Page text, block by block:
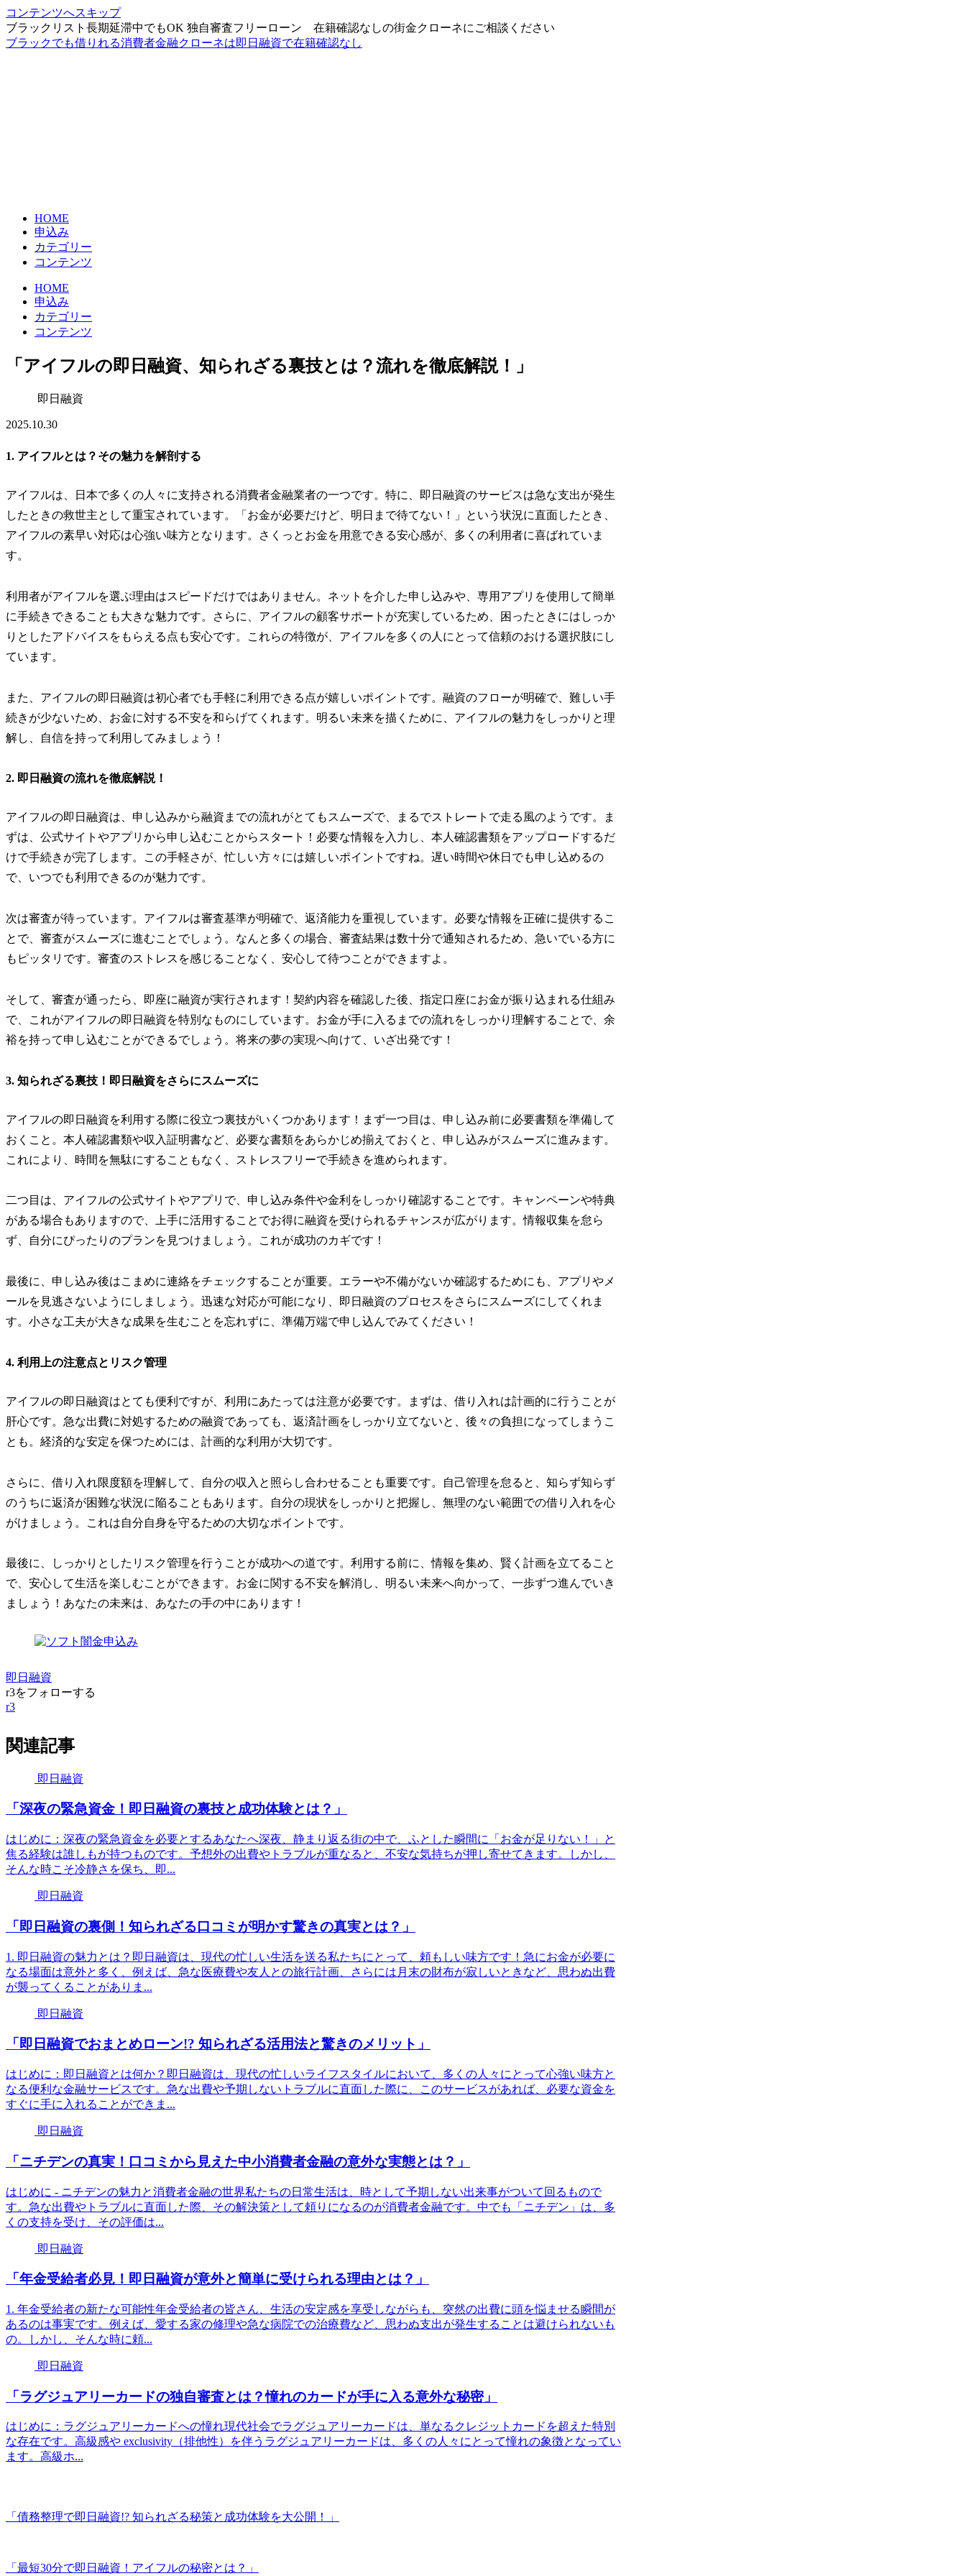
コンテンツへスキップ
ブラックリスト長期延滞中でもOK 独自審査フリーローン 在籍確認なしの街金クローネにご相談ください
ブラックでも借りれる消費者金融クローネは即日融資で在籍確認なし
HOME
申込み
カテゴリー
コンテンツ
HOME
申込み
カテゴリー
コンテンツ
「アイフルの即日融資、知られざる裏技とは？流れを徹底解説！」
即日融資
2025.10.30
1. アイフルとは？その魅力を解剖する
アイフルは、日本で多くの人々に支持される消費者金融業者の一つです。特に、即日融資のサービスは急な支出が発生
したときの救世主として重宝されています。「お金が必要だけど、明日まで待てない！」という状況に直面したとき、
アイフルの素早い対応は心強い味方となります。さくっとお金を用意できる安心感が、多くの利用者に喜ばれていま
す。
利用者がアイフルを選ぶ理由はスピードだけではありません。ネットを介した申し込みや、専用アプリを使用して簡単
に手続きできることも大きな魅力です。さらに、アイフルの顧客サポートが充実しているため、困ったときにはしっか
りとしたアドバイスをもらえる点も安心です。これらの特徴が、アイフルを多くの人にとって信頼のおける選択肢にし
ています。
また、アイフルの即日融資は初心者でも手軽に利用できる点が嬉しいポイントです。融資のフローが明確で、難しい手
続きが少ないため、お金に対する不安を和らげてくれます。明るい未来を描くために、アイフルの魅力をしっかりと理
解し、自信を持って利用してみましょう！
2. 即日融資の流れを徹底解説！
アイフルの即日融資は、申し込みから融資までの流れがとてもスムーズで、まるでストレートで走る風のようです。ま
ずは、公式サイトやアプリから申し込むことからスタート！必要な情報を入力し、本人確認書類をアップロードするだ
けで手続きが完了します。この手軽さが、忙しい方々には嬉しいポイントですね。遅い時間や休日でも申し込めるの
で、いつでも利用できるのが魅力です。
次は審査が待っています。アイフルは審査基準が明確で、返済能力を重視しています。必要な情報を正確に提供するこ
とで、審査がスムーズに進むことでしょう。なんと多くの場合、審査結果は数十分で通知されるため、急いでいる方に
もピッタリです。審査のストレスを感じることなく、安心して待つことができますよ。
そして、審査が通ったら、即座に融資が実行されます！契約内容を確認した後、指定口座にお金が振り込まれる仕組み
で、これがアイフルの即日融資を特別なものにしています。お金が手に入るまでの流れをしっかり理解することで、余
裕を持って申し込むことができるでしょう。将来の夢の実現へ向けて、いざ出発です！
3. 知られざる裏技！即日融資をさらにスムーズに
アイフルの即日融資を利用する際に役立つ裏技がいくつかあります！まず一つ目は、申し込み前に必要書類を準備して
おくこと。本人確認書類や収入証明書など、必要な書類をあらかじめ揃えておくと、申し込みがスムーズに進みます。
これにより、時間を無駄にすることもなく、ストレスフリーで手続きを進められます。
二つ目は、アイフルの公式サイトやアプリで、申し込み条件や金利をしっかり確認することです。キャンペーンや特典
がある場合もありますので、上手に活用することでお得に融資を受けられるチャンスが広がります。情報収集を怠ら
ず、自分にぴったりのプランを見つけましょう。これが成功のカギです！
最後に、申し込み後はこまめに連絡をチェックすることが重要。エラーや不備がないか確認するためにも、アプリやメ
ールを見逃さないようにしましょう。迅速な対応が可能になり、即日融資のプロセスをさらにスムーズにしてくれま
す。小さな工夫が大きな成果を生むことを忘れずに、準備万端で申し込んでみてください！
4. 利用上の注意点とリスク管理
アイフルの即日融資はとても便利ですが、利用にあたっては注意が必要です。まずは、借り入れは計画的に行うことが
肝心です。急な出費に対処するための融資であっても、返済計画をしっかり立てないと、後々の負担になってしまうこ
とも。経済的な安定を保つためには、計画的な利用が大切です。
さらに、借り入れ限度額を理解して、自分の収入と照らし合わせることも重要です。自己管理を怠ると、知らず知らず
のうちに返済が困難な状況に陥ることもあります。自分の現状をしっかりと把握し、無理のない範囲での借り入れを心
がけましょう。これは自分自身を守るための大切なポイントです。
最後に、しっかりとしたリスク管理を行うことが成功への道です。利用する前に、情報を集め、賢く計画を立てること
で、安心して生活を楽しむことができます。お金に関する不安を解消し、明るい未来へ向かって、一歩ずつ進んでいき
ましょう！あなたの未来は、あなたの手の中にあります！
即日融資
r3をフォローする
r3
関連記事
即日融資
「深夜の緊急資金！即日融資の裏技と成功体験とは？」
はじめに：深夜の緊急資金を必要とするあなたへ深夜、静まり返る街の中で、ふとした瞬間に「お金が足りない！」と
焦る経験は誰しもが持つものです。予想外の出費やトラブルが重なると、不安な気持ちが押し寄せてきます。しかし、
そんな時こそ冷静さを保ち、即...
即日融資
「即日融資の裏側！知られざる口コミが明かす驚きの真実とは？」
1. 即日融資の魅力とは？即日融資は、現代の忙しい生活を送る私たちにとって、頼もしい味方です！急にお金が必要に
なる場面は意外と多く、例えば、急な医療費や友人との旅行計画、さらには月末の財布が寂しいときなど、思わぬ出費
が襲ってくることがありま...
即日融資
「即日融資でおまとめローン!? 知られざる活用法と驚きのメリット」
はじめに：即日融資とは何か？即日融資は、現代の忙しいライフスタイルにおいて、多くの人々にとって心強い味方と
なる便利な金融サービスです。急な出費や予期しないトラブルに直面した際に、このサービスがあれば、必要な資金を
すぐに手に入れることができま...
即日融資
「ニチデンの真実！口コミから見えた中小消費者金融の意外な実態とは？」
はじめに - ニチデンの魅力と消費者金融の世界私たちの日常生活は、時として予期しない出来事がついて回るもので
す。急な出費やトラブルに直面した際、その解決策として頼りになるのが消費者金融です。中でも「ニチデン」は、多
くの支持を受け、その評価は...
即日融資
「年金受給者必見！即日融資が意外と簡単に受けられる理由とは？」
1. 年金受給者の新たな可能性年金受給者の皆さん、生活の安定感を享受しながらも、突然の出費に頭を悩ませる瞬間が
あるのは事実です。例えば、愛する家の修理や急な病院での治療費など、思わぬ支出が発生することは避けられないも
の。しかし、そんな時に頼...
即日融資
「ラグジュアリーカードの独自審査とは？憧れのカードが手に入る意外な秘密」
はじめに：ラグジュアリーカードへの憧れ現代社会でラグジュアリーカードは、単なるクレジットカードを超えた特別
な存在です。高級感や exclusivity（排他性）を伴うラグジュアリーカードは、多くの人々にとって憧れの象徴となってい
ます。高級ホ...
「債務整理で即日融資!? 知られざる秘策と成功体験を大公開！」
「最短30分で即日融資！アイフルの秘密とは？」